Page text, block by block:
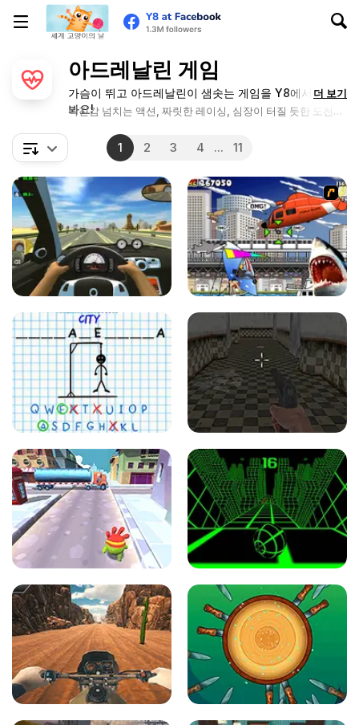
아드레날린 게임
가슴이 뛰고 아드레날린이 샘솟는 게임을 Y8에서 즐겨
봐요!
박진감 넘치는 액션, 짜릿한 레이싱, 심장이 터질 듯한 도전까
더 보기
1 2 3 4 ... 11